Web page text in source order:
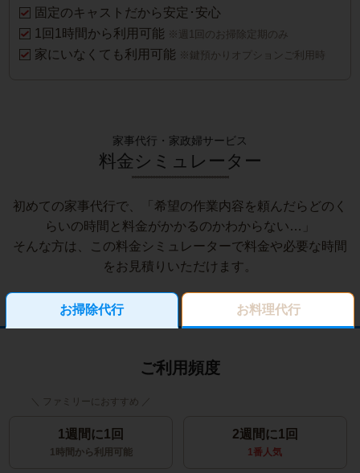
固定のキャストだから安定･安心
1回1時間から利用可能 ※週1回のお掃除定期のみ
家にいなくても利用可能 ※鍵預かりオプションご利用時
家事代行・家政婦サービス
料金シミュレーター
初めての家事代行で、「希望の作業内容を頼んだらどのく
らいの時間と料金がかかるのかわからない…」
そんな方は、この料金シミュレーターで料金や必要な時間
をお見積りいただけます。
お掃除代行 お料理代行
ご利用頻度
1週間に1回
1時間から利用可能
2週間に1回
1番人気